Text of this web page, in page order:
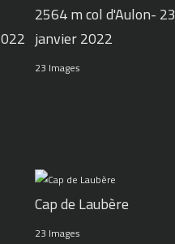
2564 m col d'Aulon- 23
janvier 2022
23 Images
Cap de Laubère
23 Images